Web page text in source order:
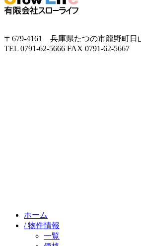
〒679-4161 兵庫県たつの市龍野町日
TEL 0791-62-5666 FAX 0791-62-5667
ホーム
/ 物件情報
一覧